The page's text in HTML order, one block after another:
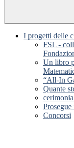
I progetti delle
FSL -
Un libro
“All-In
Quante
Concorsi